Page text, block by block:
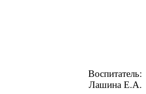
Воспитатель:
Лашина Е.А.